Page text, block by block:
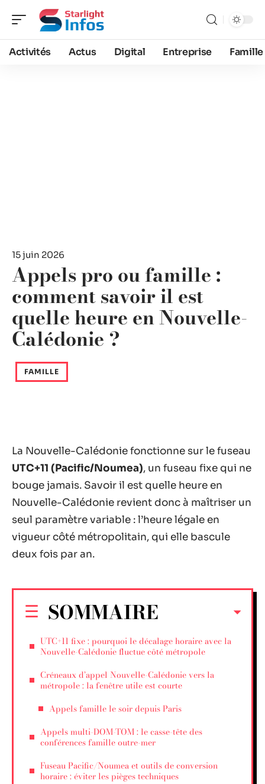
Activités Actus Digital Entreprise Famille
15 juin 2026
Appels pro ou famille :
comment savoir il est
quelle heure en Nouvelle-
Calédonie ?
FAMILLE
La Nouvelle-Calédonie fonctionne sur le fuseau
UTC+11 (Pacific/Noumea), un fuseau fixe qui ne
bouge jamais. Savoir il est quelle heure en
Nouvelle-Calédonie revient donc à maîtriser un
seul paramètre variable : l’heure légale en
vigueur côté métropolitain, qui elle bascule
deux fois par an.
SOMMAIRE
UTC+11 fixe : pourquoi le décalage horaire avec la
Nouvelle-Calédonie fluctue côté métropole
Créneaux d’appel Nouvelle-Calédonie vers la
métropole : la fenêtre utile est courte
Appels famille le soir depuis Paris
Appels multi-DOM-TOM : le casse-tête des
conférences famille outre-mer
Fuseau Pacific/Noumea et outils de conversion
horaire : éviter les pièges techniques